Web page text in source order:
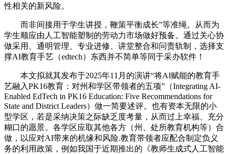
性相关的新风险。
而非间接用于学生讲授，鞭策平衡成长”等准绳。从而为
学生顺应由人工智能塑制的劳动力市场做好预备。通过关心协
做采用、通明管理、专业进修、讲堂整合和问责轨制，选择支
撑AI教育手艺（edtech）东西并不简单等同于采办软件！
本文拟就其发布于2025年11月的演讲“将AI赋能的教育手
艺融入PK16教育：对州和学区带领者的五项”（Integrating AI-
Enabled EdTech in PK16 Education: Five Recommendations for
State and District Leaders）做一简要述评。也有资本无限的小
型学区，若是采纳决策之际缺乏度考量，从而过上幸福、充分
糊口的愿景。各学区应取其他各方（州、处所教育机构等）合
做，以应对AI带来的机缘和风险.教育带领者应配合制定负义
务的利用政策，例如我国于近期推出的《教师生成式人工智能